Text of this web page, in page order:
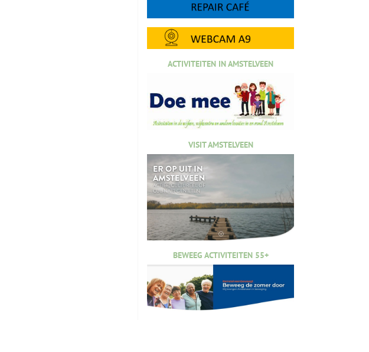
ACTIVITEITEN IN AMSTELVEEN
VISIT AMSTELVEEN
BEWEEG ACTIVITEITEN 55+